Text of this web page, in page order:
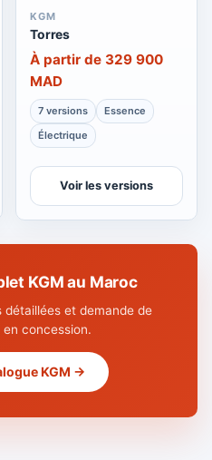
KGM
Torres
À partir de 329 900
MAD
7 versions
Essence
Électrique
Voir les versions
KGM au Maroc
détaillées et demande de
concession.
KGM →